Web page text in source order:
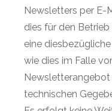
Newsletters per E-
dies für den
eine
wie dies im Falle
Newsletterangebot
technischen